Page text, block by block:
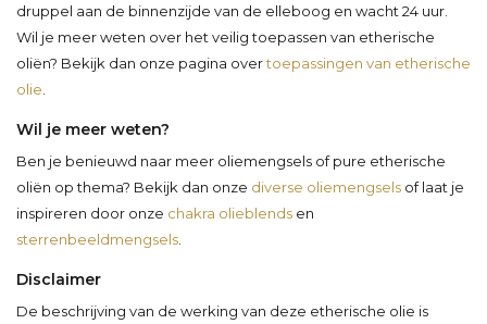
druppel aan de binnenzijde van de elleboog en wacht 24 uur.
Wil je meer weten over het veilig toepassen van etherische
oliën? Bekijk dan onze pagina overtoepassingen van etherische
olie
Wil je meer weten?
Ben je benieuwd naar meer oliemengsels of pure etherische
oliën op thema? Bekijk dan onze diverse oliemengsels of laat je
inspireren door onze chakra olieblends en
sterrenbeeldmengsels
Disclaimer
De beschrijving van de werking van deze etherische olie is